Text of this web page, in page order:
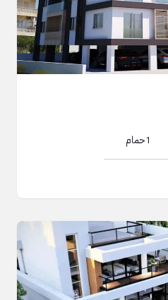
1حمام